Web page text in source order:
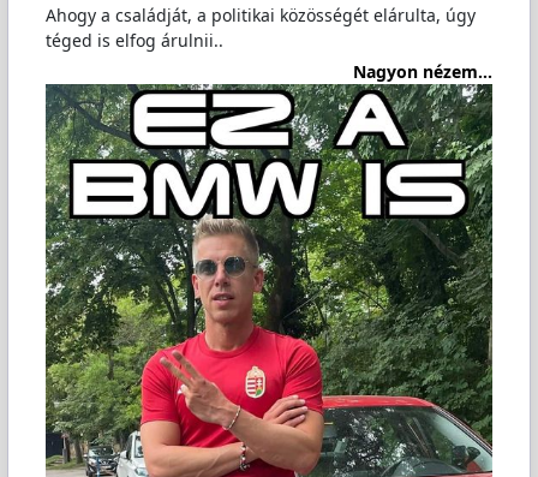
Ahogy a családját, a politikai közösségét elárulta, úgy
téged is elfog árulnii..
Nagyon nézem...